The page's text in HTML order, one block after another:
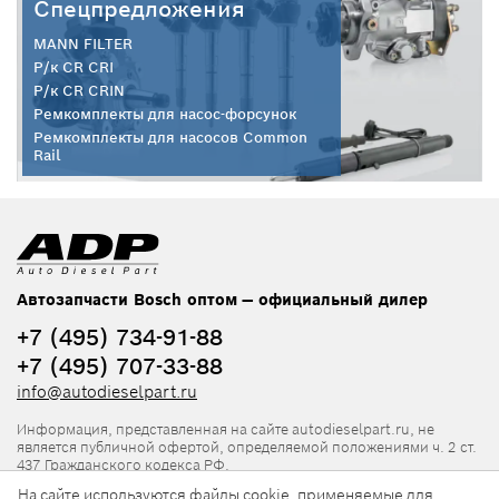
Спецпредложения
MANN FILTER
Р/к CR CRI
Р/к CR CRIN
Ремкомплекты для насос-форсунок
Ремкомплекты для насосов Common
Rail
Автозапчасти Bosch оптом — официальный дилер
+7 (495) 734-91-88
+7 (495) 707-33-88
info@autodieselpart.ru
Информация, представленная на сайте autodieselpart.ru, не
является публичной офертой, определяемой положениями ч. 2 ст.
437 Гражданского кодекса РФ.
На сайте используются файлы cookie, применяемые для